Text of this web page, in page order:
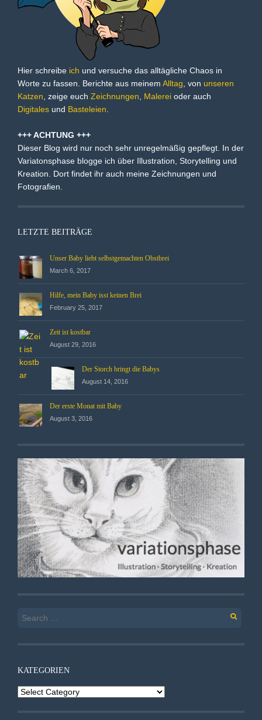
Hier schreibe ich und versuche das alltägliche Chaos in
Worte zu fassen. Berichte aus meinem Alltag , von unseren
Katzen , zeige euch Zeichnungen Malerei oder auch
Digitales und Basteleien
+++ ACHTUNG +++
Dieser Blog wird nur noch sehr unregelmäßig gepflegt. In der
Variatonsphase blogge ich über Illustration, Storytelling und
Kreation. Dort findet ihr auch meine Zeichnungen und
Fotografien.
LETZTE BEITRÄGE
Unser Baby liebt selbstgemachten Obstbrei
March 6, 2017
Hilfe, mein Baby isst keinen Brei
February 25, 2017
Zeit ist kostbar
August 29, 2016
Der Storch bringt die Babys
August 14, 2016
Der erste Monat mit Baby
August 3, 2016
Search
KATEGORIEN
Kategorien